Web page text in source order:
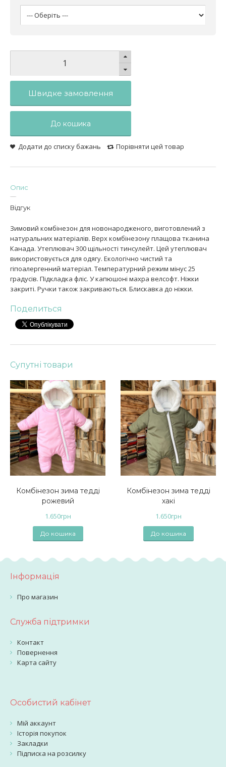
Швидке замовлення
До кошика
Додати до списку бажань Порівняти цей товар
Опис
Відгук
Зимовий комбінезон для новонародженого, виготовлений з
натуральних матеріалів. Верх комбінезону плащова тканина
Канада. Утеплювач 300 щільності тинсулейт. Цей утеплювач
використовується для одягу. Екологічно чистий та
гіпоалергенний матеріал. Температурний режим мінус 25
градусів. Підкладка фліс. У капюшоні махра велсофт. Ніжки
закриті. Ручки також закриваються. Блискавка до ніжки.
Поделиться
Супутні товари
Комбінезон зима тедді
рожевий
1.650грн
До кошика
Комбінезон зима тедді
хакі
1.650грн
До кошика
Інформація
Про магазин
Служба підтримки
Контакт
Повернення
Карта сайту
Особистий кабінет
Мій аккаунт
Історія покупок
Закладки
Підписка на розсилку